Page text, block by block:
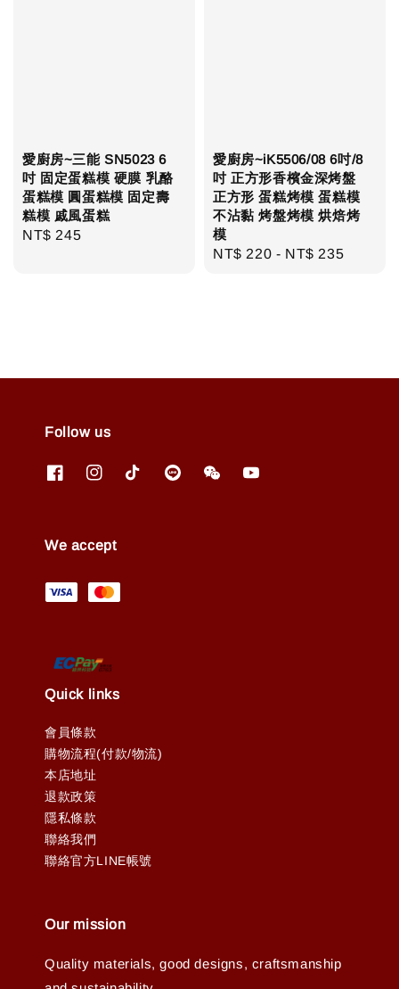
愛廚房~三能 SN5023 6
吋 固定蛋糕模 硬膜 乳酪
蛋糕模 圓蛋糕模 固定壽
糕模 戚風蛋糕
Regular
NT$ 245
愛廚房~iK5506/08 6吋/8
吋 正方形香檳金深烤盤
正方形 蛋糕烤模 蛋糕模
不沾黏 烤盤烤模 烘焙烤
模
Regular
NT$ 220 - NT$ 235
Follow us
We accept
Quick links
會員條款
購物流程(付款/物流)
本店地址
退款政策
隱私條款
聯絡我們
聯絡官方LINE帳號
Our mission
Quality materials, good designs, craftsmanship